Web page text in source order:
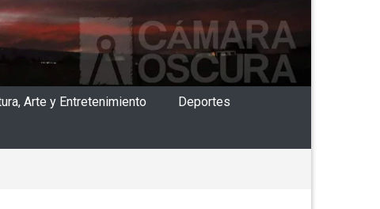
Arte y Entretenimiento Deportes